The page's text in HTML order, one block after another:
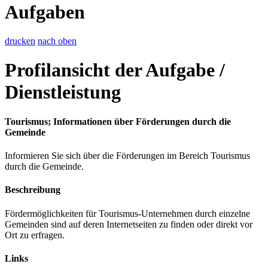
Aufgaben
drucken nach oben
Profilansicht der Aufgabe /
Dienstleistung
Tourismus; Informationen über Förderungen durch die
Gemeinde
Informieren Sie sich über die Förderungen im Bereich Tourismus
durch die Gemeinde.
Beschreibung
Fördermöglichkeiten für Tourismus-Unternehmen durch einzelne
Gemeinden sind auf deren Internetseiten zu finden oder direkt vor
Ort zu erfragen.
Links